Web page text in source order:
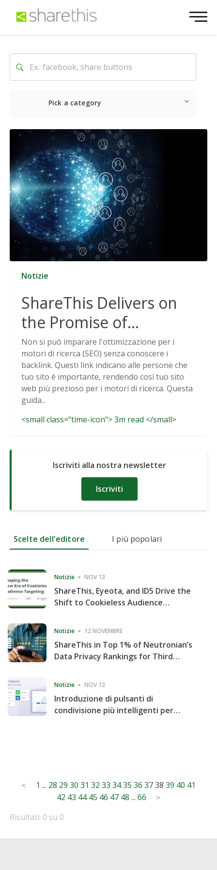
Pick a category
Ultime notizie Sociale
Notizie
ShareThis Delivers on
the Promise of
Cookieless Data
Solutions
Non si può imparare l'ottimizzazione per i
motori di ricerca (SEO) senza conoscere i
backlink. Questi link indicano alle persone che
tuo sito è importante, rendendo così tuo sito
web più prezioso per i motori di ricerca. Questa
guida...
<small class="time-icon"> 3m read </small>
Iscriviti alla nostra newsletter
Iscriviti
Scelte dell'editore I più popolari
Notizie NOV 13
ShareThis, Eyeota, and ID5 Drive the
Shift to Cookieless Audience
Notizie 12 NOVEMBRE
ShareThis in Top 1% of Neutronian’s
Data Privacy Rankings for Third
Notizie NOV 13
Introduzione di pulsanti di
condivisione più intelligenti per
Posts
pagination
< 1 ... 28 29 30 31 32 33 3435 36 3738 39 40 41
42 43 44 45 46 47 48 ... 66 >
Risultati: 0 su 0